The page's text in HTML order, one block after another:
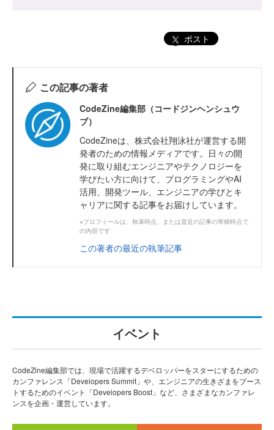
ポスト
この記事の著者
CodeZine編集部（コードジンヘンシュウ
ブ）
CodeZineは、株式会社翔泳社が運営する開
発者のための情報メディアです。日々の開
発に取り組むエンジニアやテクノロジーを
学びたい方に向けて、プログラミングやAI
活用、開発ツール、エンジニアの学びとキ
ャリアに関する記事をお届けしています。
※プロフィールは、執筆時点、または直近の記事の寄稿時点で
の内容です
この著者の最近の執筆記事
イベント
CodeZine編集部では、現場で活躍するデベロッパーをスターにするための
カンファレンス「Developers Summit」や、エンジニアの生きざまをブース
トするためのイベント「Developers Boost」など、さまざまなカンファレ
ンスを企画・運営しています。